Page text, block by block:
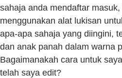
sahaja anda mendaftar
menggunakan alat lukisan
apa-apa sahaja yang diingini,
dan anak panah dalam warna
Bagaimanakah cara untuk
telah saya edit?